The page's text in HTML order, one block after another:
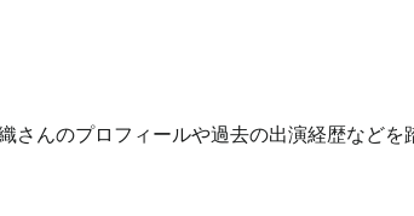
さんのプロフィールや過去の出演経歴など